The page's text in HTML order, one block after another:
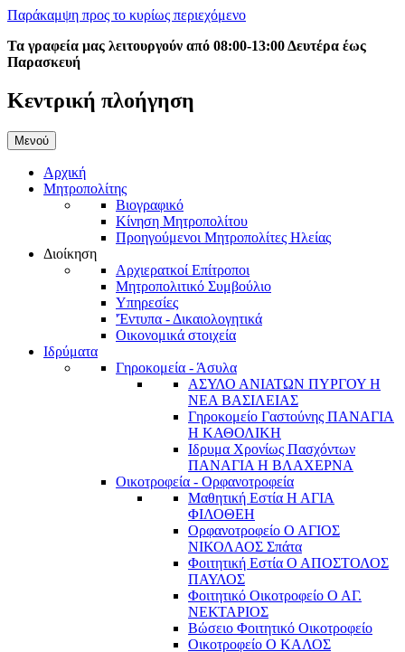
Παράκαμψη προς το κυρίως περιεχόμενο
Τα γραφεία μας λειτουργούν από 08:00-13:00 Δευτέρα έως
Παρασκευή
Κεντρική πλοήγηση
Μενού
Αρχική
Μητροπολίτης
Βιογραφικό
Κίνηση Μητροπολίτου
Προηγούμενοι Μητροπολίτες Ηλείας
Διοίκηση
Αρχιερατκοί Επίτροποι
Μητροπολιτικό Συμβούλιο
Υπηρεσίες
'Έντυπα - Δικαιολογητικά
Οικονομικά στοιχεία
Ιδρύματα
Γηροκομεία - Άσυλα
ΑΣΥΛΟ ΑΝΙΑΤΩΝ ΠΥΡΓΟΥ Η
ΝΕΑ ΒΑΣΙΛΕΙΑΣ
Γηροκομείο Γαστούνης ΠΑΝΑΓΙΑ
Η ΚΑΘΟΛΙΚΗ
Ιδρυμα Χρονίως Πασχόντων
ΠΑΝΑΓΙΑ Η ΒΛΑΧΕΡΝΑ
Οικοτροφεία - Ορφανοτροφεία
Μαθητική Εστία Η ΑΓΙΑ
ΦΙΛΟΘΕΗ
Ορφανοτροφείο Ο ΑΓΙΟΣ
ΝΙΚΟΛΑΟΣ Σπάτα
Φοιτητική Εστία Ο ΑΠΟΣΤΟΛΟΣ
ΠΑΥΛΟΣ
Φοιτητικό Οικοτροφείο Ο ΑΓ.
ΝΕΚΤΑΡΙΟΣ
Βώσειο Φοιτητικό Οικοτροφείο
Οικοτροφείο Ο ΚΑΛΟΣ